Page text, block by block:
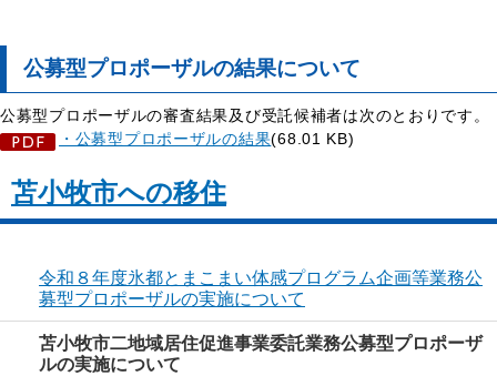
公募型プロポーザルの結果について
公募型プロポーザルの審査結果及び受託候補者は次のとおりです。
・公募型プロポーザルの結果(68.01 KB)
苫小牧市への移住
令和８年度氷都とまこまい体感プログラム企画等業務公
募型プロポーザルの実施について
苫小牧市二地域居住促進事業委託業務公募型プロポーザ
ルの実施について